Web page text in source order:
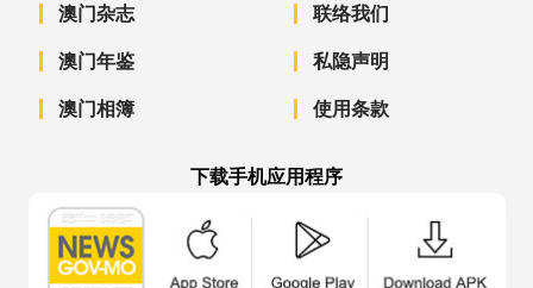
澳门杂志
澳门年鉴
澳门相簿
联络我们
私隐声明
使用条款
下载手机应用程序